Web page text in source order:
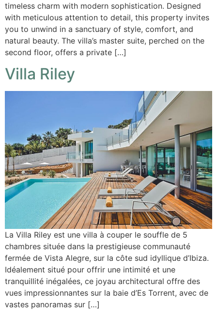
timeless charm with modern sophistication. Designed
with meticulous attention to detail, this property invites
you to unwind in a sanctuary of style, comfort, and
natural beauty. The villa’s master suite, perched on the
second floor, offers a private […]
Villa Riley
La Villa Riley est une villa à couper le souffle de 5
chambres située dans la prestigieuse communauté
fermée de Vista Alegre, sur la côte sud idyllique d’Ibiza.
Idéalement situé pour offrir une intimité et une
tranquillité inégalées, ce joyau architectural offre des
vues impressionnantes sur la baie d’Es Torrent, avec de
vastes panoramas sur […]